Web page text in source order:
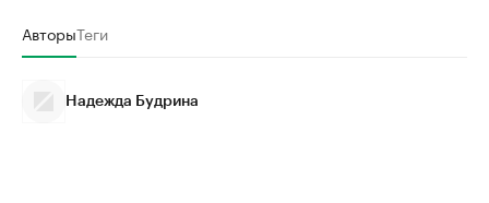
АвторыТеги
Надежда Будрина